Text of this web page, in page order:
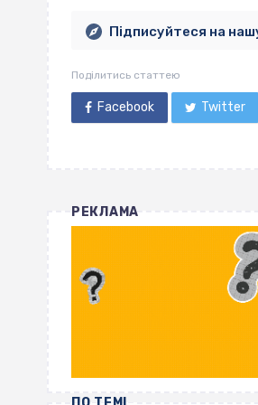
Підписуйтеся на
Поділитись статтею
Facebook Twitter
РЕКЛАМА